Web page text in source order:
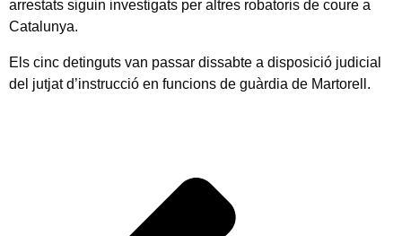
arrestats siguin investigats per altres robatoris de coure a
Catalunya.
Els cinc detinguts van passar dissabte a disposició judicial
del jutjat d’instrucció en funcions de guàrdia de Martorell.